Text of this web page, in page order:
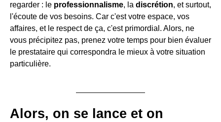
regarder : le professionnalisme, la discrétion, et surtout,
l'écoute de vos besoins. Car c'est votre espace, vos
affaires, et le respect de ça, c'est primordial. Alors, ne
vous précipitez pas, prenez votre temps pour bien évaluer
le prestataire qui correspondra le mieux à votre situation
particulière.
Alors, on se lance et on